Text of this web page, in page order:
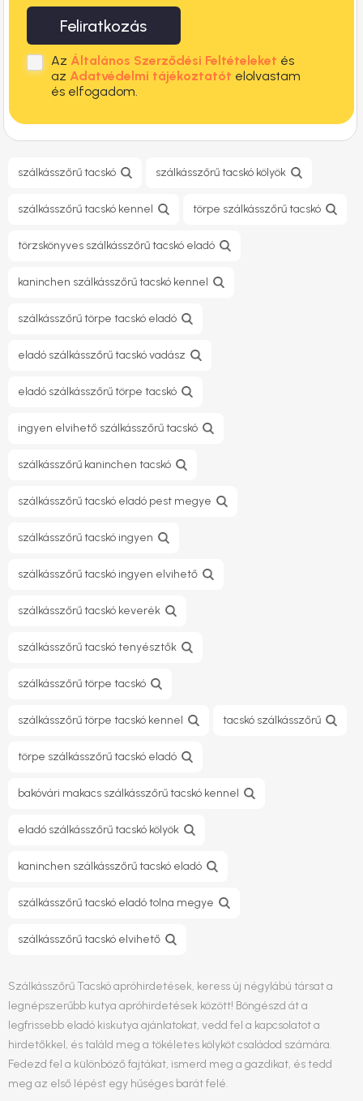
Feliratkozás
Az Általános Szerződési Feltételeket és
az Adatvédelmi tájékoztatót elolvastam
és elfogadom.
szálkásszőrű tacskó szálkásszőrű tacskó kölyök
szálkásszőrű tacskó kennel törpe szálkásszőrű tacskó
törzskönyves szálkásszőrű tacskó eladó
kaninchen szálkásszőrű tacskó kennel
szálkásszőrű törpe tacskó eladó
eladó szálkásszőrű tacskó vadász
eladó szálkásszőrű törpe tacskó
ingyen elvihető szálkásszőrű tacskó
szálkásszőrű kaninchen tacskó
szálkásszőrű tacskó eladó pest megye
szálkásszőrű tacskó ingyen
szálkásszőrű tacskó ingyen elvihető
szálkásszőrű tacskó keverék
szálkásszőrű tacskó tenyésztők
szálkásszőrű törpe tacskó
szálkásszőrű törpe tacskó kennel tacskó szálkásszőrű
törpe szálkásszőrű tacskó eladó
bakóvári makacs szálkásszőrű tacskó kennel
eladó szálkásszőrű tacskó kölyök
kaninchen szálkásszőrű tacskó eladó
szálkásszőrű tacskó eladó tolna megye
szálkásszőrű tacskó elvihető
Szálkásszőrű Tacskó apróhirdetések, keress új négylábú társat a
legnépszerűbb kutya apróhirdetések között! Böngészd át a
legfrissebb eladó kiskutya ajánlatokat, vedd fel a kapcsolatot a
hirdetőkkel, és találd meg a tökéletes kölyköt családod számára.
Fedezd fel a különböző fajtákat, ismerd meg a gazdikat, és tedd
meg az első lépést egy hűséges barát felé.